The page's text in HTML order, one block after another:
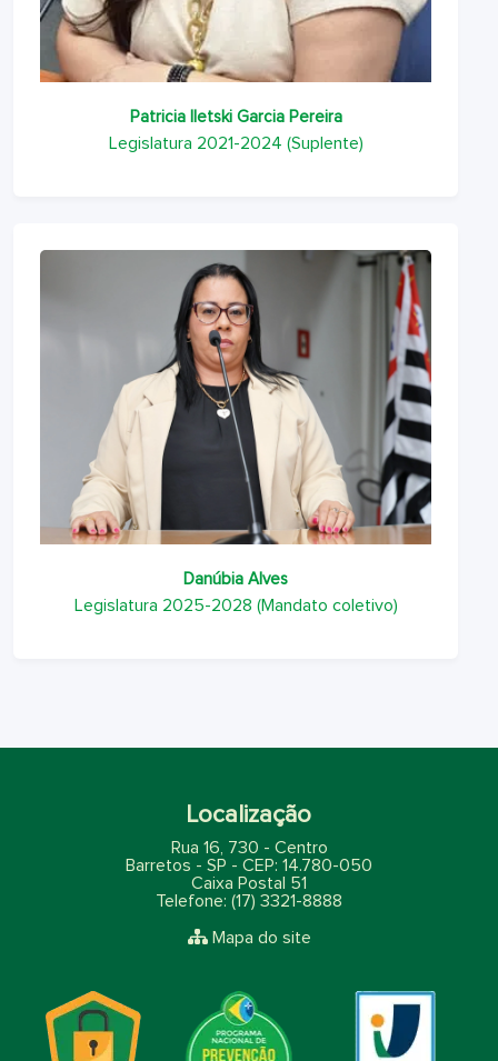
Patricia Iletski Garcia Pereira
Legislatura 2021-2024 (Suplente)
Danúbia Alves
Legislatura 2025-2028 (Mandato coletivo)
Localização
Rua 16, 730 - Centro
Barretos - SP - CEP: 14.780-050
Caixa Postal 51
Telefone: (17) 3321-8888
Mapa do site